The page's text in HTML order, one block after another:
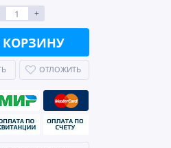
+
КОРЗИНУ
ОТЛОЖИТЬ